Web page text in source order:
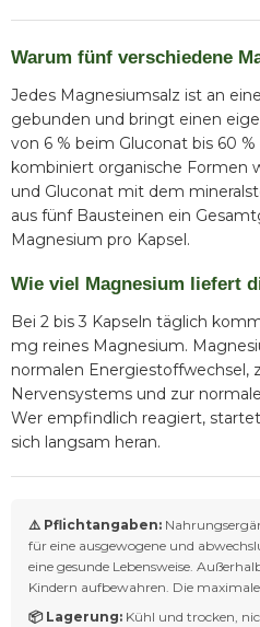
Warum fünf verschiedene
Jedes Magnesiumsalz ist an
gebunden und bringt einen
von 6 % beim Gluconat bis 60
kombiniert organische Formen
und Gluconat mit dem
aus fünf Bausteinen ein
Magnesium pro Kapsel.
Wie viel Magnesium liefert
Bei 2 bis 3 Kapseln täglich
mg reines Magnesium.
normalen Energiestoffwechsel,
Nervensystems und zur
Wer empfindlich reagiert,
sich langsam heran.
⚠️ Pflichtangaben:
für eine ausgewogene und
eine gesunde Lebensweise.
Kindern aufbewahren. Die
📦 Lagerung: Kühl und trocken,